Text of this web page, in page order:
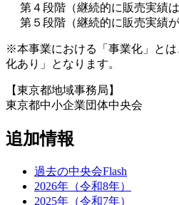
第４段階（継続的に販売実績
第５段階（継続的に販売実績
※本事業における「事業化」と
化あり」となります。
【東京都地域事務局】
東京都中小企業団体中央会
追加情報
過去の中央会Flash
2026年（令和8年）
2025年（令和7年）